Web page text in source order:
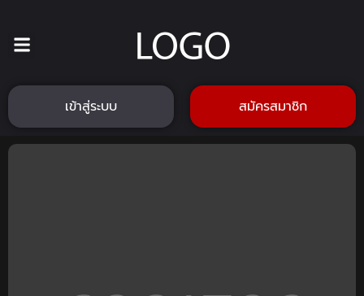
เข้าสู่ระบบ สมัครสมาชิก